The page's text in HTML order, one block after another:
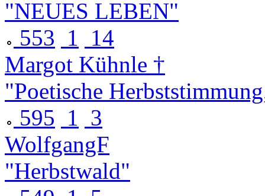
"NEUES LEBEN"
553 1
14
Margot Kühnle †
"Poetische
595 1 3
WolfgangF
"Herbstwald"